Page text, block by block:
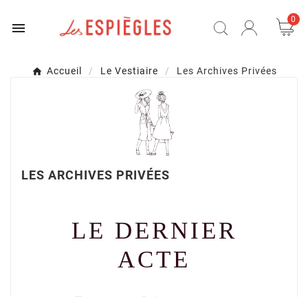

0
Accueil Le Vestiaire Les Archives Privées
LES ARCHIVES PRIVÉES
LE DERNIER
ACTE